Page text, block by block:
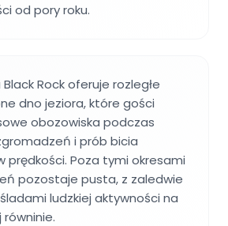
od pory roku.
Rock oferuje rozległe
dno jeziora, które gości
obozowiska podczas
i prób bicia
prędkości. Poza tymi okresami
pozostaje pusta, z zaledwie
ludzkiej aktywności na
równinie.